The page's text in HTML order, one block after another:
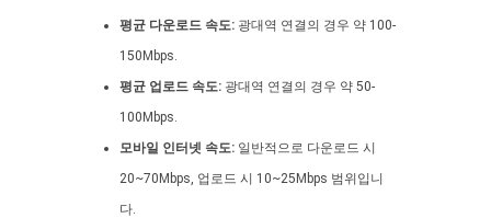
평균 다운로드 속도: 광대역 연결의 경우 약 100-
150Mbps.
평균 업로드 속도: 광대역 연결의 경우 약 50-
100Mbps.
모바일 인터넷 속도: 일반적으로 다운로드 시
20~70Mbps, 업로드 시 10~25Mbps 범위입니
다.